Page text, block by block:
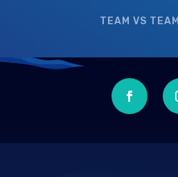
TEAM VS TEAM